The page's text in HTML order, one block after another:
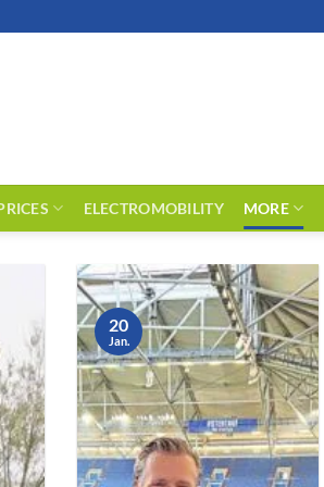
ELECTROMOBILITY MORE
20
Jan.